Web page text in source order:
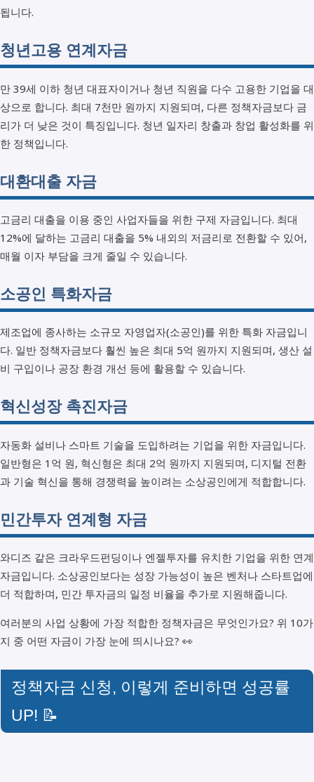
됩니다.
청년고용 연계자금
만 39세 이하 청년 대표자이거나 청년 직원을 다수 고용한 기업을 대
상으로 합니다. 최대 7천만 원까지 지원되며, 다른 정책자금보다 금
리가 더 낮은 것이 특징입니다. 청년 일자리 창출과 창업 활성화를 위
한 정책입니다.
대환대출 자금
고금리 대출을 이용 중인 사업자들을 위한 구제 자금입니다. 최대
12%에 달하는 고금리 대출을 5% 내외의 저금리로 전환할 수 있어,
매월 이자 부담을 크게 줄일 수 있습니다.
소공인 특화자금
제조업에 종사하는 소규모 자영업자(소공인)를 위한 특화 자금입니
다. 일반 정책자금보다 훨씬 높은 최대 5억 원까지 지원되며, 생산 설
비 구입이나 공장 환경 개선 등에 활용할 수 있습니다.
혁신성장 촉진자금
자동화 설비나 스마트 기술을 도입하려는 기업을 위한 자금입니다.
일반형은 1억 원, 혁신형은 최대 2억 원까지 지원되며, 디지털 전환
과 기술 혁신을 통해 경쟁력을 높이려는 소상공인에게 적합합니다.
민간투자 연계형 자금
와디즈 같은 크라우드펀딩이나 엔젤투자를 유치한 기업을 위한 연계
자금입니다. 소상공인보다는 성장 가능성이 높은 벤처나 스타트업에
더 적합하며, 민간 투자금의 일정 비율을 추가로 지원해줍니다.
여러분의 사업 상황에 가장 적합한 정책자금은 무엇인가요? 위 10가
지 중 어떤 자금이 가장 눈에 띄시나요? 👀
정책자금 신청, 이렇게 준비하면 성공률
UP! 📝